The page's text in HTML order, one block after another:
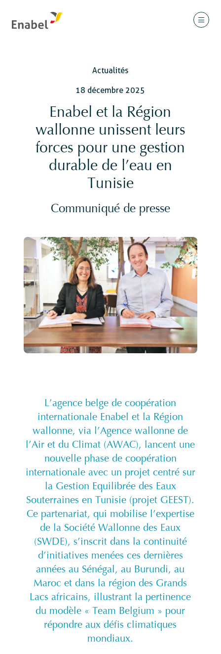
Actualités
18 décembre 2025
Enabel et la Région
wallonne unissent leurs
forces pour une gestion
durable de l’eau en
Tunisie
Communiqué de presse
L’agence belge de coopération
internationale Enabel et la Région
wallonne, via l’Agence wallonne de
l’Air et du Climat (AWAC), lancent une
nouvelle phase de coopération
internationale avec un projet centré sur
la Gestion Equilibrée des Eaux
Souterraines en Tunisie (projet GEEST).
Ce partenariat, qui mobilise l’expertise
de la Société Wallonne des Eaux
(SWDE), s’inscrit dans la continuité
d’initiatives menées ces dernières
années au Sénégal, au Burundi, au
Maroc et dans la région des Grands
Lacs africains, illustrant la pertinence
du modèle « Team Belgium » pour
répondre aux défis climatiques
mondiaux.